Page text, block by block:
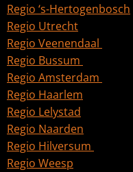
Regio ‘s-Hertogenbosch
Regio Utrecht
Regio Veenendaal
Regio Bussum
Regio Amsterdam
Regio Haarlem
Regio Lelystad
Regio Naarden
Regio Hilversum
Regio Weesp